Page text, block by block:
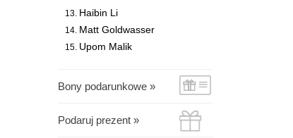
Haibin Li
Matt Goldwasser
Upom Malik
Bony podarunkowe »
Podaruj prezent »